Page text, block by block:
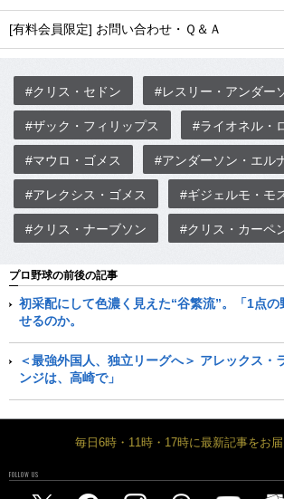
[有料会員限定] お問い合わせ・Ｑ＆Ａ
#クリス・セドン #レスリー・アンダー
#ザック・フィリップス #ライオネル・
#マウロ・ゴメス #アンダーソン・エル
#アレクシス・ゴメス #ギジェルモ・モ
#クリス・ナーブソン #クリス・カーペ
プロ野球の前後の記事
初采配にして色濃く見えた“谷繁流”。「1点
せるのか。
＜最強外国人、独立リーグへ＞ アレックス・
ンジは、高崎で」
毎日6時・11時・17時に最新記事をお
FOLLOW US